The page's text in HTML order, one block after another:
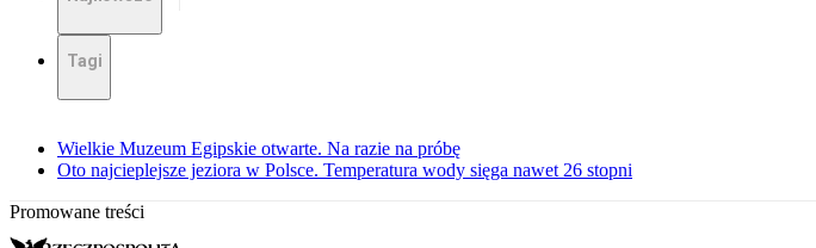
Tagi
Wielkie Muzeum Egipskie otwarte. Na razie na próbę
Oto najcieplejsze jeziora w Polsce. Temperatura wody sięga nawet 26 stopni
Promowane treści